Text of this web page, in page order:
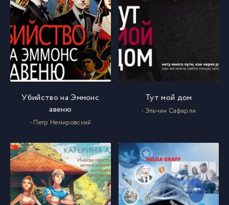
Убийство на Эммонс
авеню
- Петр Немировский
Тут мой дом
- Эльчин Сафарли